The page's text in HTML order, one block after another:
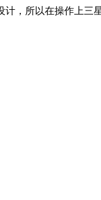
，所以在操作上三